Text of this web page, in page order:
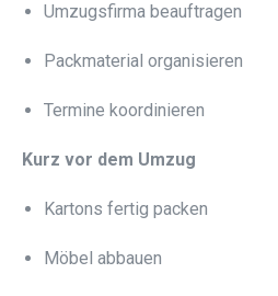
Umzugsfirma beauftragen
Packmaterial organisieren
Termine koordinieren
Kurz vor dem Umzug
Kartons fertig packen
Möbel abbauen